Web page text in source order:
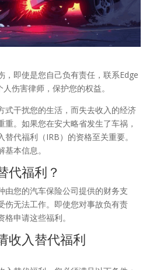
，即使是您自己负有责任，联系Edge
伤害律师，保护您的权益。
式干扰您的生活，而失去收入的经济
重。如果您在安大略省发生了车祸，
替代福利（IRB）的资格至关重要。
本信息。
代福利？
由您的汽车保险公司提供的财务支
伤无法工作。即使您对事故负有责
申请这些福利。
收入替代福利